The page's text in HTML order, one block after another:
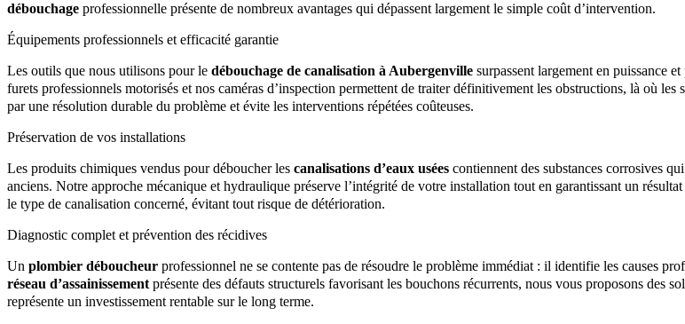
débouchage professionnelle présente de nombreux avantages qui dépassent largement le simple coût d’intervention.
Équipements professionnels et efficacité garantie
Les outils que nous utilisons pour le débouchage de canalisation à Aubergenville surpassent largement en puissance
furets professionnels motorisés et nos caméras d’inspection permettent de traiter définitivement les obstructions, là où
par une résolution durable du problème et évite les interventions répétées coûteuses.
Préservation de vos installations
Les produits chimiques vendus pour déboucher les canalisations d’eaux usées contiennent des substances corrosives
anciens. Notre approche mécanique et hydraulique préserve l’intégrité de votre installation tout en garantissant un
le type de canalisation concerné, évitant tout risque de détérioration.
Diagnostic complet et prévention des récidives
Un plombier déboucheur professionnel ne se contente pas de résoudre le problème immédiat : il identifie les causes
réseau d’assainissement présente des défauts structurels favorisant les bouchons récurrents, nous vous proposons des
représente un investissement rentable sur le long terme.